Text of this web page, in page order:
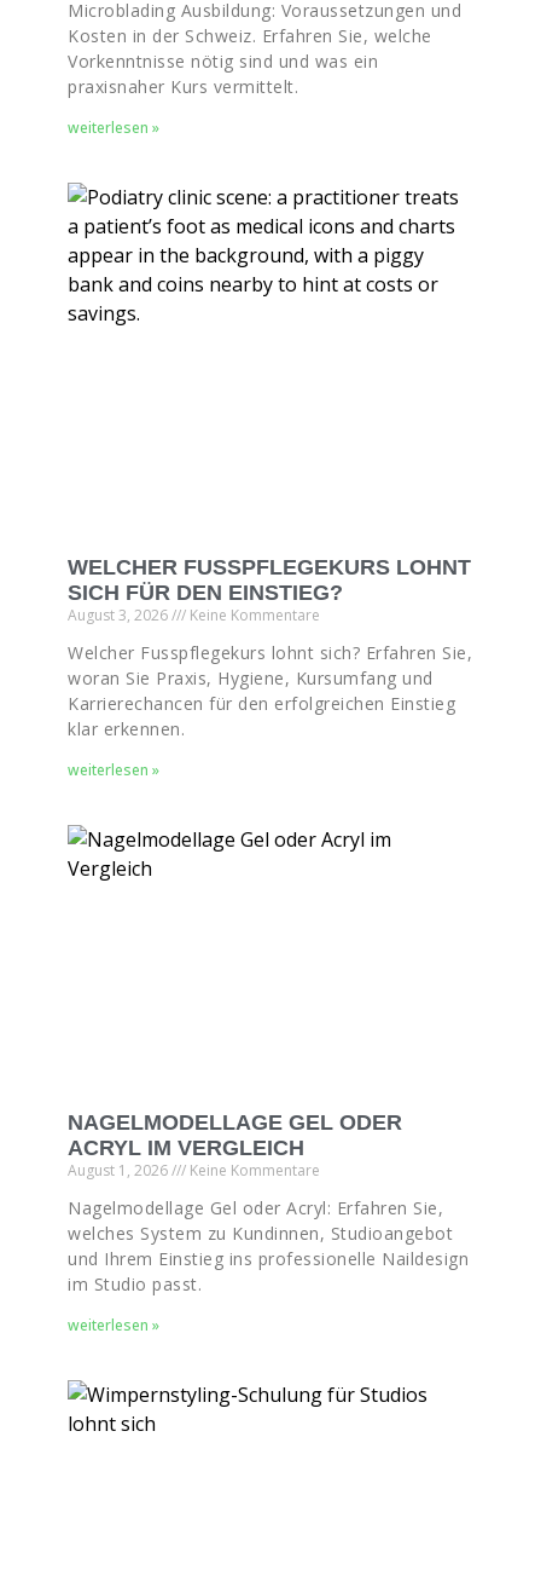
Microblading Ausbildung: Voraussetzungen und
Kosten in der Schweiz. Erfahren Sie, welche
Vorkenntnisse nötig sind und was ein
praxisnaher Kurs vermittelt.
weiterlesen »
WELCHER FUSSPFLEGEKURS LOHNT
SICH FÜR DEN EINSTIEG?
August 3, 2026 Keine Kommentare
Welcher Fusspflegekurs lohnt sich? Erfahren Sie,
woran Sie Praxis, Hygiene, Kursumfang und
Karrierechancen für den erfolgreichen Einstieg
klar erkennen.
weiterlesen »
NAGELMODELLAGE GEL ODER
ACRYL IM VERGLEICH
August 1, 2026 Keine Kommentare
Nagelmodellage Gel oder Acryl: Erfahren Sie,
welches System zu Kundinnen, Studioangebot
und Ihrem Einstieg ins professionelle Naildesign
im Studio passt.
weiterlesen »